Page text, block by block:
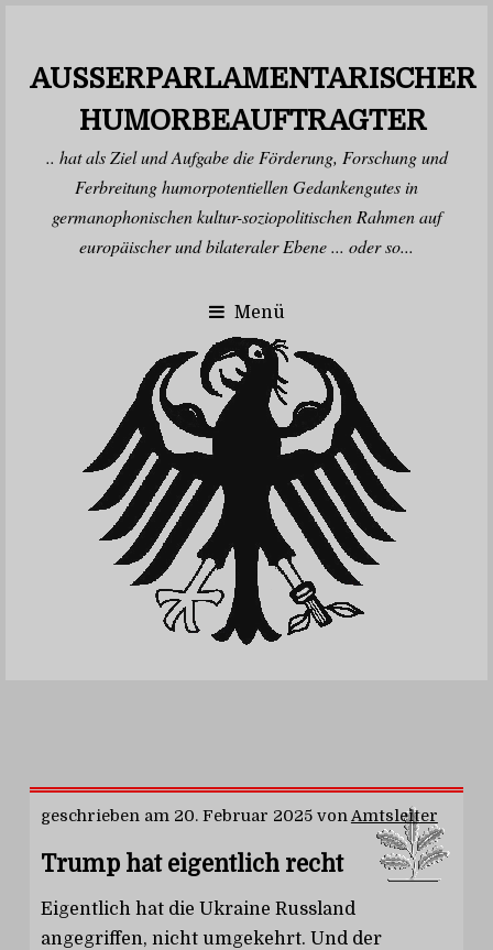
AUSSERPARLAMENTARISCHER H
UMORBEAUFTRAGTER
.. hat als Ziel und Aufgabe die Förderung, Forschung und
Ferbreitung humorpotentiellen Gedankengutes in
germanophonischen kultur-soziopolitischen Rahmen auf
europäischer und bilateraler Ebene ... oder so...
geschrieben am 20. Februar 2025von Amtsleiter
Trump hat eigentlich recht
Eigentlich hat die Ukraine Russland
angegriffen, nicht umgekehrt. Und der